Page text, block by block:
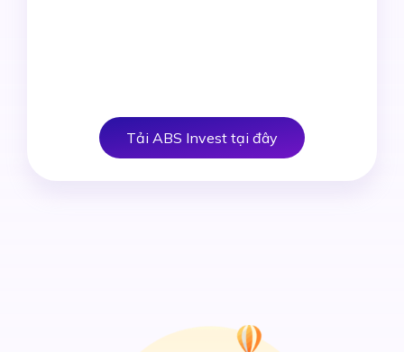
Tải ABS Invest tại đây